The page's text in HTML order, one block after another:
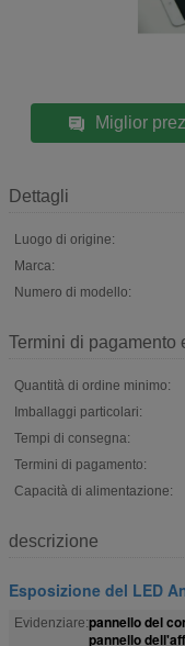
Miglior
Dettagli
Luogo di origine:
Marca:
Numero di modello:
Termini di pagamento
Quantità di ordine minimo:
Imballaggi particolari:
Tempi di consegna:
Termini di pagamento:
Capacità di alimentazione:
descrizione
Esposizione del LED
Evidenziare:pannello del
pannello